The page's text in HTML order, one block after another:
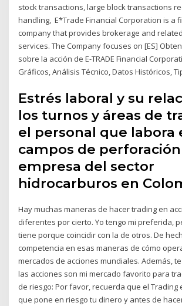
stock transactions, large block transactions
handling, E*Trade Financial Corporation is a
company that provides brokerage and
services. The Company focuses on [ES]
sobre la acción de E-TRADE Financial
Gráficos, Análisis Técnico, Datos Históricos,
Estrés laboral y su
los turnos y áreas de
el personal que labora
campos de
empresa del sector
hidrocarburos en
Hay muchas maneras de hacer trading en
diferentes por cierto. Yo tengo mi preferida,
tiene porque coincidir con la de otros. De
competencia en esas maneras de cómo
mercados de acciones mundiales. Además,
las acciones son mi mercado favorito para
de riesgo: Por favor, recuerda que el Trading
que pone en riesgo tu dinero y antes de